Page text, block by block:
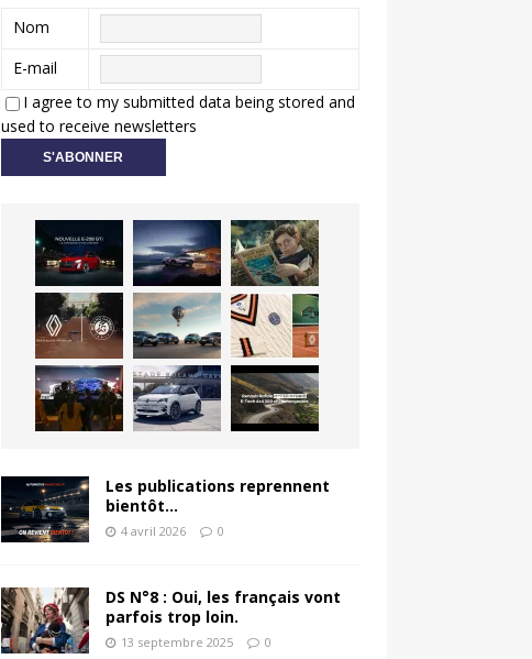
Nom
E-mail
I agree to my submitted data being stored and
used to receive newsletters
Les publications reprennent
bientôt…
4 avril 2026 0
DS N°8 : Oui, les français vont
parfois trop loin.
13 septembre 2025 0